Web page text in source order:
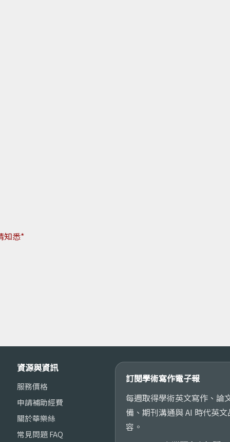
知悉*
資源與資訊
服務價格
申請補助經費
關於華樂絲
常見問題 FAQ
訂閱學術寫作電子報
每週取得學術英文寫作、論
備、期刊溝通與 AI 時代英
容。